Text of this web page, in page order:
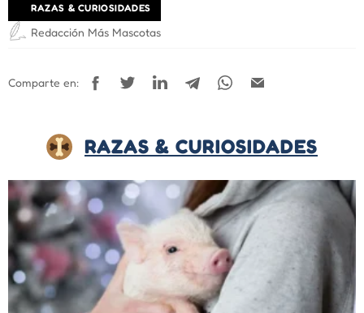
RAZAS & CURIOSIDADES
Redacción Más Mascotas
Comparte en:
RAZAS & CURIOSIDADES